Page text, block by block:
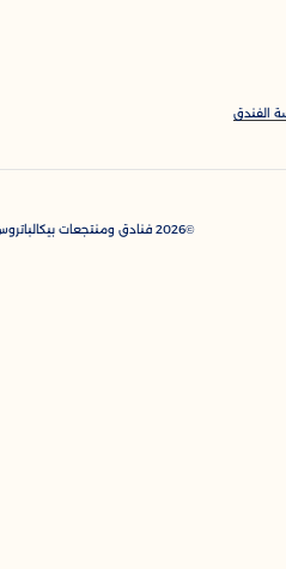
الفندق
©
2026 فنادق ومنتجعات